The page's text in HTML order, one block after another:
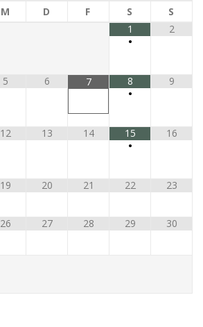
M D F S
S
1
•
2
5 6 7
8
•
9
12 13 14
15
•
16
19 20 21 22 23
26 27 28 29 30